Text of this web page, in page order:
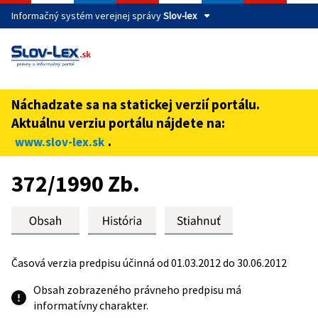
Informačný systém verejnej správySlov-lex
Táto stránka je zabezpečená
cez zabezpečenú webovú stránku verejnej správy SR.
Zabezpečená stránka vždy začína https:// pred názvom
domény webového sídla.
Náchadzate sa na statickej verzií portálu.
Aktuálnu verziu portálu nájdete na:
www.slov-lex.sk .
Preskoč na obsah
372/1990 Zb.
Časová verzia predpisu účinná od 01.03.2012 do 30.06.2012
Obsah zobrazeného právneho predpisu má
informatívny charakter.